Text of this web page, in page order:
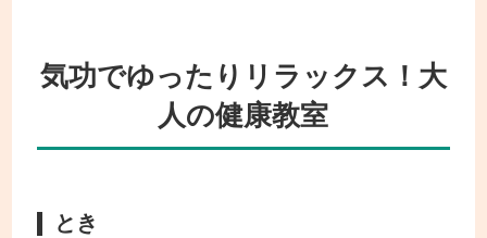
気功でゆったりリラックス！大
人の健康教室
とき